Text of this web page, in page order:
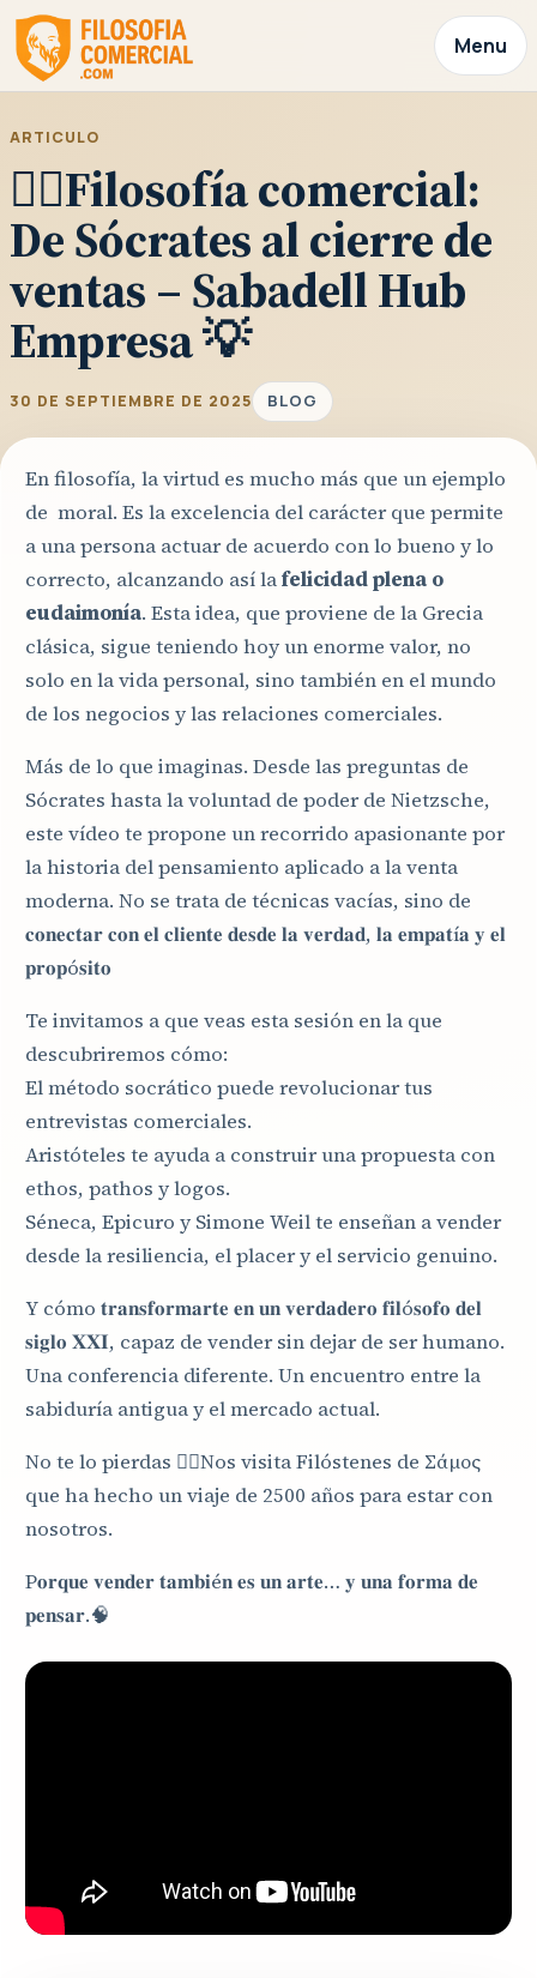
Menu
ARTICULO
👉🏼Filosofía comercial:
De Sócrates al cierre de
ventas – Sabadell Hub
Empresa 💡
30 DE SEPTIEMBRE DE 2025 BLOG
En filosofía, la virtud es mucho más que un ejemplo
de moral. Es la excelencia del carácter que permite
a una persona actuar de acuerdo con lo bueno y lo
correcto, alcanzando así lafelicidad plena o
eudaimonía. Esta idea, que proviene de la Grecia
clásica, sigue teniendo hoy un enorme valor, no
solo en la vida personal, sino también en el mundo
de los negocios y las relaciones comerciales.
Más de lo que imaginas. Desde las preguntas de
Sócrates hasta la voluntad de poder de Nietzsche,
este vídeo te propone un recorrido apasionante por
la historia del pensamiento aplicado a la venta
moderna. No se trata de técnicas vacías, sino de
𝐜𝐨𝐧𝐞𝐜𝐭𝐚𝐫 𝐜𝐨𝐧 𝐞𝐥 𝐜𝐥𝐢𝐞𝐧𝐭𝐞 𝐝𝐞𝐬𝐝𝐞 𝐥𝐚 𝐯𝐞𝐫𝐝𝐚𝐝, 𝐥𝐚 𝐞𝐦𝐩𝐚𝐭í𝐚 𝐲 𝐞𝐥
𝐩𝐫𝐨𝐩ó𝐬𝐢𝐭𝐨
Te invitamos a que veas esta sesión en la que
descubriremos cómo:
El método socrático puede revolucionar tus
entrevistas comerciales.
Aristóteles te ayuda a construir una propuesta con
ethos, pathos y logos.
Séneca, Epicuro y Simone Weil te enseñan a vender
desde la resiliencia, el placer y el servicio genuino.
Y cómo 𝐭𝐫𝐚𝐧𝐬𝐟𝐨𝐫𝐦𝐚𝐫𝐭𝐞 𝐞𝐧 𝐮𝐧 𝐯𝐞𝐫𝐝𝐚𝐝𝐞𝐫𝐨 𝐟𝐢𝐥ó𝐬𝐨𝐟𝐨 𝐝𝐞𝐥
𝐬𝐢𝐠𝐥𝐨 𝐗𝐗𝐈, capaz de vender sin dejar de ser humano.
Una conferencia diferente. Un encuentro entre la
sabiduría antigua y el mercado actual.
No te lo pierdas 👉🏼Nos visita Filóstenes de Σάμος
que ha hecho un viaje de 2500 años para estar con
nosotros.
P𝐨𝐫𝐪𝐮𝐞 𝐯𝐞𝐧𝐝𝐞𝐫 𝐭𝐚𝐦𝐛𝐢é𝐧 𝐞𝐬 𝐮𝐧 𝐚𝐫𝐭𝐞… 𝐲 𝐮𝐧𝐚 𝐟𝐨𝐫𝐦𝐚 𝐝𝐞
𝐩𝐞𝐧𝐬𝐚𝐫.🧠